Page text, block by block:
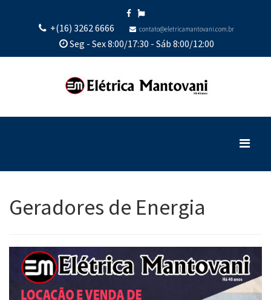
+(16) 3262 6666 contato@eletricamantovani.com.br
Seg - Sex 8:00/17:30 - Sáb 8:00/12:00
Geradores de Energia